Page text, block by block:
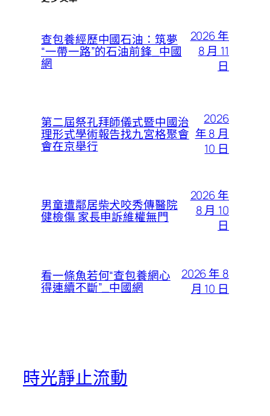
查包養經歷中國石油：筑夢
“一帶一路”的石油前鋒_中國
網
2026 年
8 月 11
日
第二屆祭孔拜師儀式暨中國治
理形式學術報告找九宮格聚會
會在京舉行
2026
年 8 月
10 日
男童遭鄰居柴犬咬秀傳醫院
健檢傷 家長申訴維權無門
2026 年
8 月 10
日
看一條魚若何“查包養網心
得連續不斷”_中國網
2026 年 8
月 10 日
時光靜止流動